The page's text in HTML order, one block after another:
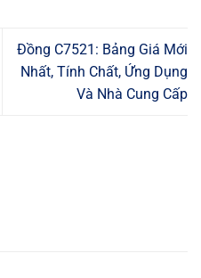
Đồng C7521: Bảng Giá Mới
Nhất, Tính Chất, Ứng Dụng
Và Nhà Cung Cấp